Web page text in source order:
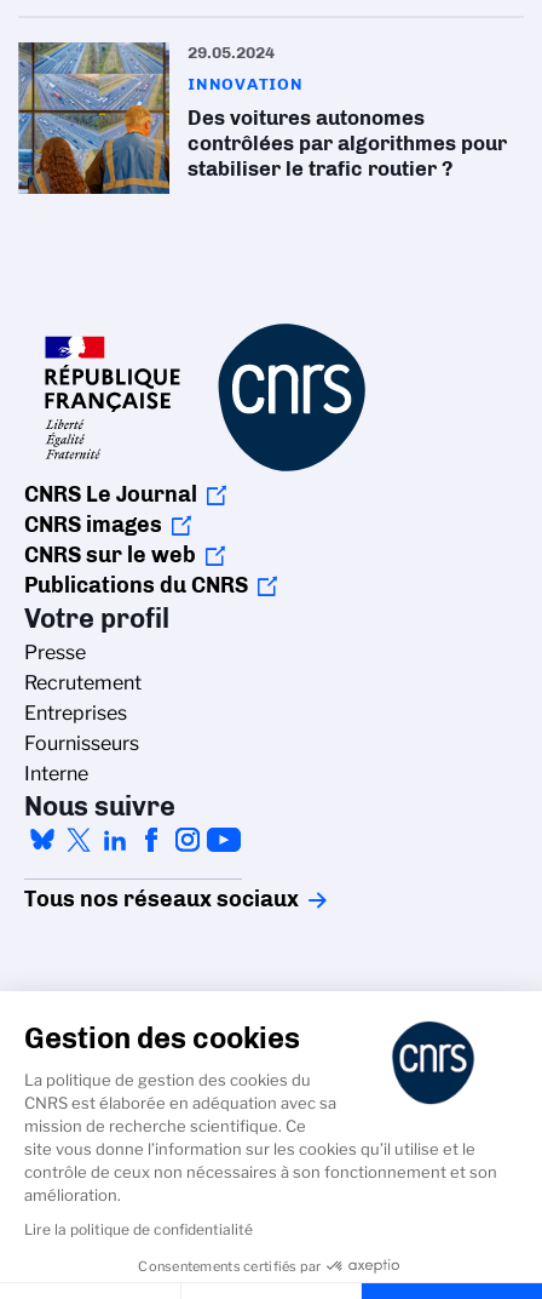
29.05.2024
INNOVATION
Des voitures autonomes
contrôlées par algorithmes pour
stabiliser le trafic routier ?
CNRS Le Journal
CNRS images
CNRS sur le web
Publications du CNRS
Votre profil
Presse
Recrutement
Entreprises
Fournisseurs
Interne
Nous suivre
Tous nos réseaux sociaux
Accessibilité - non conforme
Crédits
Gestion des cookies
Données personnelles
Mentions légales
Gestion des cookies
La politique de gestion des cookies du
CNRS est élaborée en adéquation avec sa
mission de recherche scientifique. Ce
site vous donne l’information sur les cookies qu’il utilise et le
contrôle de ceux non nécessaires à son fonctionnement et son
amélioration.
Lire la politique de confidentialité
Consentements certifiés par